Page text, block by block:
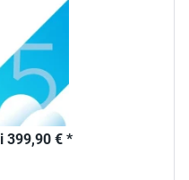
399,90 € *